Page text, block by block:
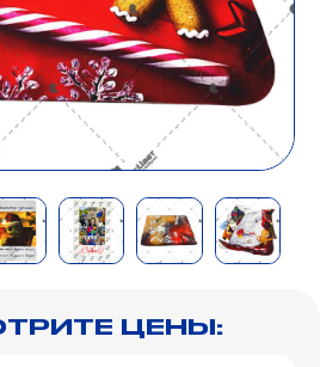
ЦЕНЫ: